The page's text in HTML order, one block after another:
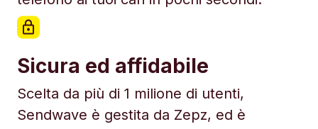
Sicura ed affidabile
Scelta da più di 1 milione di utenti,
Sendwave è gestita da Zepz, ed è